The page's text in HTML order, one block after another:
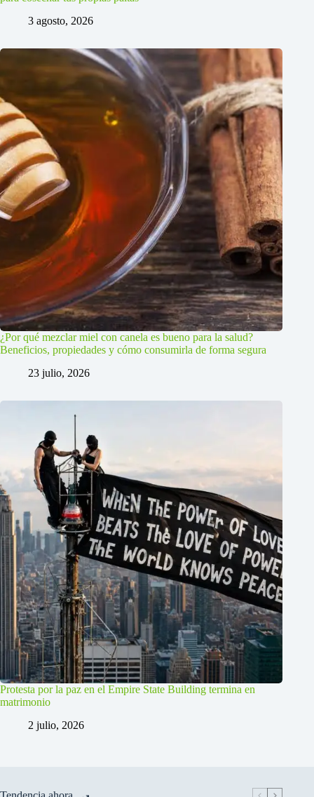
3 agosto, 2026
¿Por qué mezclar miel con canela es bueno para la salud?
Beneficios, propiedades y cómo consumirla de forma segura
23 julio, 2026
Protesta por la paz en el Empire State Building termina en
matrimonio
2 julio, 2026